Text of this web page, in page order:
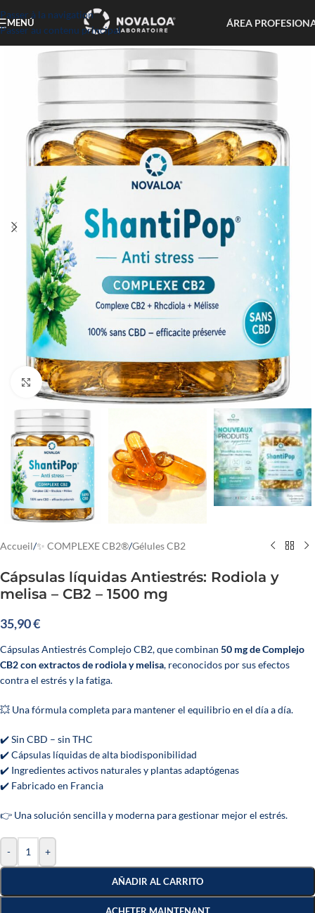
Passer à la navigation
Passer au contenu principal
MENÚ ÁREA
Cliquez pour agrandir
Accueil/✨ COMPLEXE CB2®/Gélules CB2
Cápsulas líquidas Antiestrés: Rodiola y
melisa – CB2 – 1500 mg
35,90€
Cápsulas Antiestrés Complejo CB2, que combinan 50 mg de Complejo
CB2 con extractos de rodiola y melisa, reconocidos por sus efectos
contra el estrés y la fatiga.
💥 Una fórmula completa para mantener el equilibrio en el día a día.
✔️ Sin CBD – sin THC
✔️ Cápsulas líquidas de alta biodisponibilidad
✔️ Ingredientes activos naturales y plantas adaptógenas
✔️ Fabricado en Francia
👉 Una solución sencilla y moderna para gestionar mejor el estrés.
- +
AÑADIR AL CARRITO
ACHETER MAINTENANT